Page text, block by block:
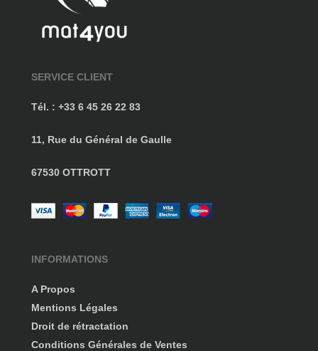
SERVICE CLIENT
Tél. : +33 6 45 26 22 83
11, Rue du Général de Gaulle
67530 OTTROTT
INFORMATIONS
A Propos
Mentions Légales
Droit de rétractation
Conditions Générales de Ventes